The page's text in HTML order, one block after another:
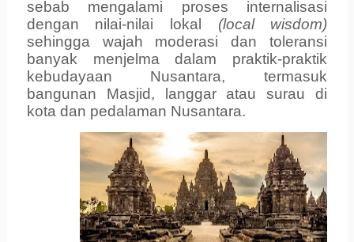
sebab mengalami proses internalisasi
dengan nilai-nilai lokal (local wisdom)
sehingga wajah moderasi dan toleransi
banyak menjelma dalam praktik-praktik
kebudayaan Nusantara, termasuk
bangunan Masjid, langgar atau surau di
kota dan pedalaman Nusantara.